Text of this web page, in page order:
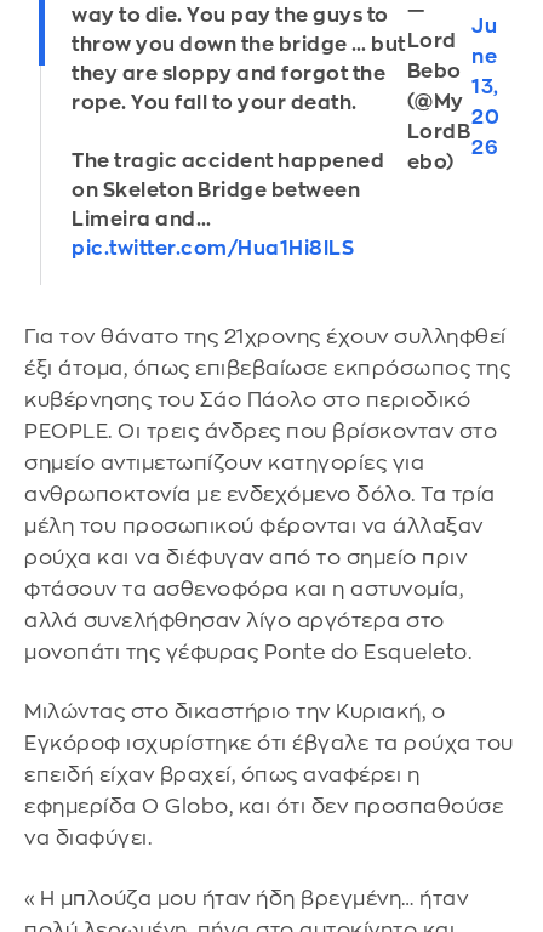
way to die. You pay the guys to
throw you down the bridge … but
they are sloppy and forgot the
rope. You fall to your death.
The tragic accident happened
on Skeleton Bridge between
Limeira and…
pic.twitter.com/Hua1Hi8lLS
—
Lord
Bebo
(@My
LordB
ebo)
Ju
ne
13,
20
26
Για τον θάνατο της 21χρονης έχουν συλληφθεί
έξι άτομα, όπως επιβεβαίωσε εκπρόσωπος της
κυβέρνησης του Σάο Πάολο στο περιοδικό
PEOPLE. Οι τρεις άνδρες που βρίσκονταν στο
σημείο αντιμετωπίζουν κατηγορίες για
ανθρωποκτονία με ενδεχόμενο δόλο. Τα τρία
μέλη του προσωπικού φέρονται να άλλαξαν
ρούχα και να διέφυγαν από το σημείο πριν
φτάσουν τα ασθενοφόρα και η αστυνομία,
αλλά συνελήφθησαν λίγο αργότερα στο
μονοπάτι της γέφυρας Ponte do Esqueleto.
Μιλώντας στο δικαστήριο την Κυριακή, ο
Εγκόροφ ισχυρίστηκε ότι έβγαλε τα ρούχα του
επειδή είχαν βραχεί, όπως αναφέρει η
εφημερίδα O Globo, και ότι δεν προσπαθούσε
να διαφύγει.
«Η μπλούζα μου ήταν ήδη βρεγμένη… ήταν